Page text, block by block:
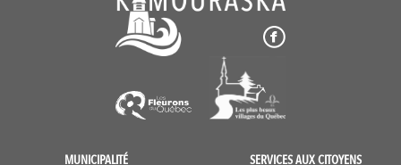
MUNICIPALITÉ
SERVICES AUX CITOYENS